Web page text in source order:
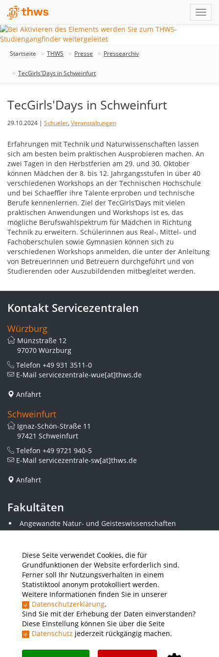
Diese Seite verwendet Cookies, die für
Grundfunktionen der Website erforderlich sind.
Ferner soll Ihr Nutzungsverhalten in einem
Statistiktool anonym protokolliert werden.
Weitere Informationen finden Sie in unserer
Datenschutzerklärung.
Sind Sie mit der Erhebung der Daten einverstanden?
Diese Einstellung können Sie über die Seite
Datenschutz jederzeit rückgängig machen.
Startseite THWS Presse Pressearchiv
TecGirls'Days in Schweinfurt
TecGirls'Days in Schweinfurt
29.10.2024 | Schueler, Veranstaltungen
Erfahrungen mit Technik und Naturwissenschaften lassen
sich am besten beim praktischen Ausprobieren machen. An
zwei Tagen in den Herbstferien am 29. und 30. Oktober
können Mädchen der 8. bis 12. Jahrgangsstufen in über 40
verschiedenen Workshops an der Technischen Hochschule
und bei Schaeffler ihre Talente erproben und technische
Berufe kennenlernen. Ziel der TecGirls‘Days mit vielen
praktischen Anwendungen und Workshops ist es, das
mögliche Berufswahlspektrum für Mädchen in Richtung
Technik zu erweitern. Schülerinnen aus Real-, Mittel- und
Fachoberschulen sowie Gymnasien können sich zu
verschiedenen Workshops anmelden, die unter der Anleitung
von Betreuerinnen und Betreuern durchgeführt und von
Studierenden oder Auszubildenden mitbegleitet werden.
Kontakt Servicezentralen
Würzburg
Münzstraße 12
97070 Würzburg
Telefon +49 931 3511-0
E-Mail servicezentrale-wue[at]thws.de
Anfahrt
Schweinfurt
Ignaz-Schön-Straße 11
97421 Schweinfurt
Telefon +49 9721 940-5
E-Mail servicezentrale-sw[at]thws.de
Anfahrt
Fakultäten
Angewandte Natur- und Geisteswissenschaften
Angewandte Sozialwissenschaften
Elektrotechnik
Gestaltung
Informatik und Wirtschaftsinformatik
Kunststofftechnik und Vermessung
Maschinenbau
THWS Business School
Wirtschaftsingenieurwesen
Presse